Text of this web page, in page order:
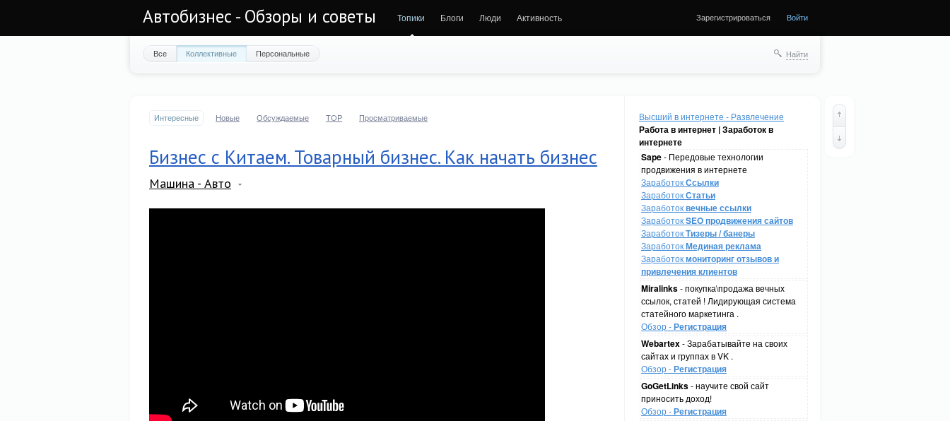
Автобизнес - Обзоры и советы Топики Блоги Люди Активность Зарегистрироваться Войти
Все Коллективные Персональные Найти
Высший в интернете - Развлечение
Работа в интернет | Заработок в
интернете
Sape- Передовые технологии
продвижения в интернете
ЗаработокСсылки
ЗаработокСтатьи
Заработоквечные ссылки
ЗаработокSEO продвижения сайтов
ЗаработокТизеры / банеры
ЗаработокМединая реклама
Заработокмониторинг отзывов и
привлечения клиентов
Miralinks- покупка\продажа вечных
ссылок, статей ! Лидирующая система
статейного маркетинга .
Обзор -Регистрация
Webartex- Зарабатывайте на своих
сайтах и группах в VK .
Обзор -Регистрация
GoGetLinks- научите свой сайт
приносить доход!
Обзор -Регистрация
Интересные Новые Обсуждаемые TOP Просматриваемые
Бизнес с Китаем. Товарный бизнес. Как начать бизнес
Машина - Авто